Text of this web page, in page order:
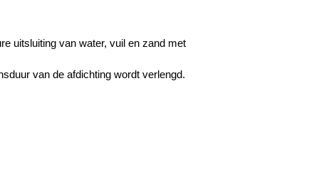
uitsluiting van water, vuil en zand met
van de afdichting wordt verlengd.